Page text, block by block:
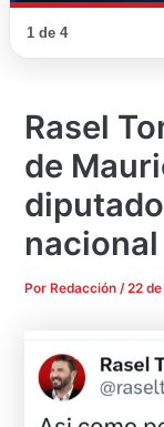
1 de 4
Rasel
de
nacional
Por Redacción/22